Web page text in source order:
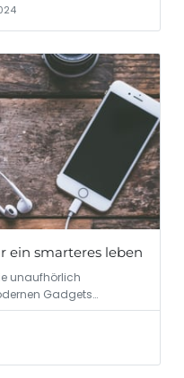
ein smarteres leben
unaufhörlich
Gadgets…